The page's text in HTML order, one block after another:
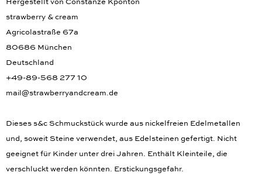
Hergestellt von Constanze Kponton
strawberry & cream
Agricolastraße 67a
80686 München
Deutschland
+49-89-568 277 10
mail@strawberryandcream.de
Dieses s&c Schmuckstück wurde aus nickelfreien Edelmetallen
und, soweit Steine verwendet, aus Edelsteinen gefertigt. Nicht
geeignet für Kinder unter drei Jahren. Enthält Kleinteile, die
verschluckt werden könnten. Erstickungsgefahr.